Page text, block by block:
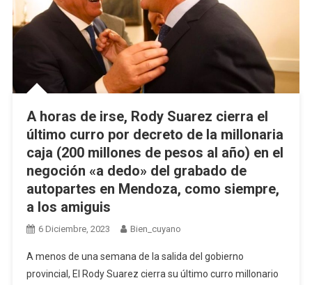
A horas de irse, Rody Suarez cierra el
último curro por decreto de la millonaria
caja (200 millones de pesos al año) en el
negoción «a dedo» del grabado de
autopartes en Mendoza, como siempre,
a los amiguis
6 Diciembre, 2023 Bien_cuyano
A menos de una semana de la salida del gobierno
provincial, El Rody Suarez cierra su último curro millonario